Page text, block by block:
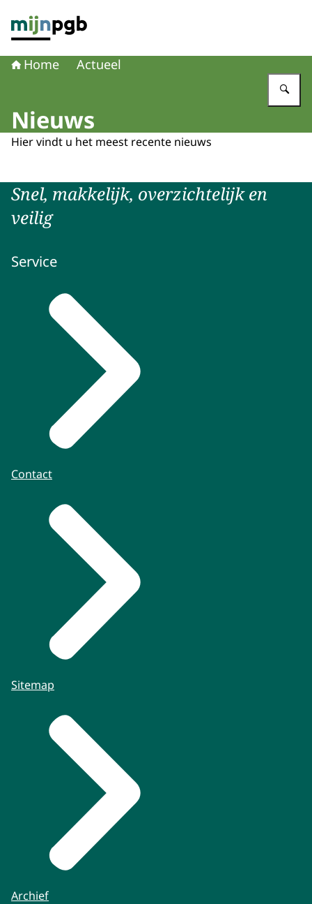
Home Actueel
Nieuws
Hier vindt u het meest recente nieuws
Snel, makkelijk, overzichtelijk en
veilig
Service
Contact
Sitemap
Archief